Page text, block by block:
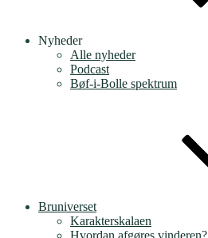
Nyheder
Alle nyheder
Podcast
Bøf-i-Bolle spektrum
Bruniverset
Karakterskalaen
Hvordan afgøres vinderen?